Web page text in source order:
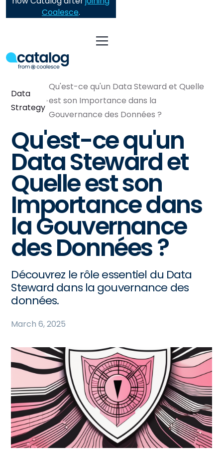
Coalesce.
Data
Strategy
Qu'est-ce qu'un Data Steward et Quelle
est son Importance dans la
Gouvernance des Données ?
Qu'est-ce qu'un
Data Steward et
Quelle est son
Importance dans
la Gouvernance
des Données ?
Découvrez le rôle essentiel du Data
Steward dans la gouvernance des
données.
March 6, 2025